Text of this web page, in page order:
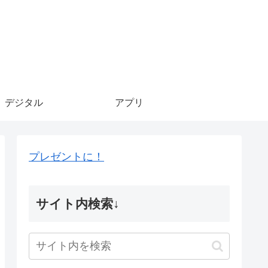
デジタル アプリ
プレゼントに！
サイト内検索↓